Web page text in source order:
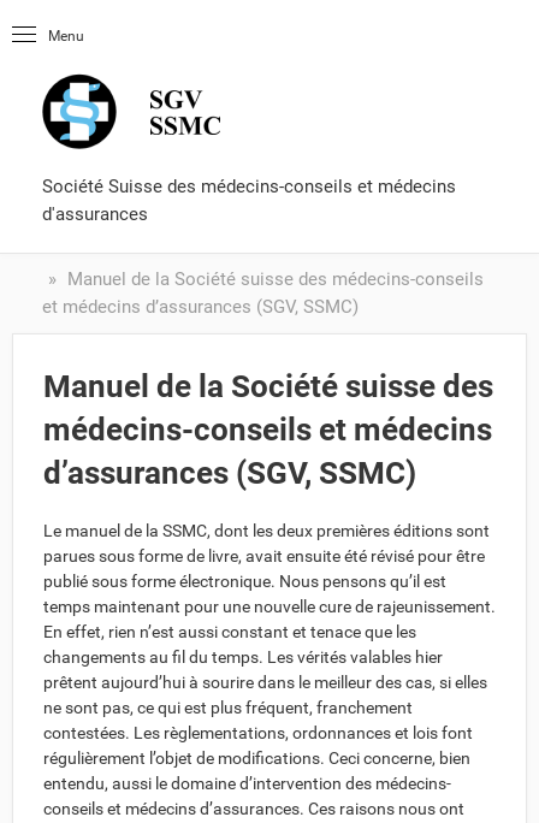
Menu
Société Suisse des médecins-conseils et médecins
d'assurances
Manuel de la Société suisse des médecins-conseils
et médecins d’assurances (SGV, SSMC)
Manuel de la Société suisse des
médecins-conseils et médecins
d’assurances (SGV, SSMC)
Le manuel de la SSMC, dont les deux premières éditions sont
parues sous forme de livre, avait ensuite été révisé pour être
publié sous forme électronique. Nous pensons qu’il est
temps maintenant pour une nouvelle cure de rajeunissement.
En effet, rien n’est aussi constant et tenace que les
changements au fil du temps. Les vérités valables hier
prêtent aujourd’hui à sourire dans le meilleur des cas, si elles
ne sont pas, ce qui est plus fréquent, franchement
contestées. Les règlementations, ordonnances et lois font
régulièrement l’objet de modifications. Ceci concerne, bien
entendu, aussi le domaine d’intervention des médecins-
conseils et médecins d’assurances. Ces raisons nous ont
Littérature
Certificat de capacité
Formulaires et services